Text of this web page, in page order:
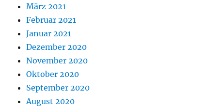
März 2021
Februar 2021
Januar 2021
Dezember 2020
November 2020
Oktober 2020
September 2020
August 2020